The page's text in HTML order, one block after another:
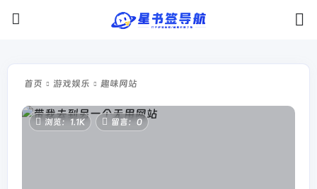
首页 游戏娱乐 趣味网站
浏览：1.1K 留言：0